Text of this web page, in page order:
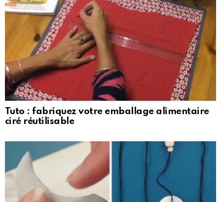
Tuto : fabriquez votre emballage alimentaire
ciré réutilisable